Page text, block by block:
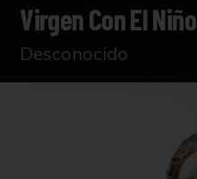
Virgen Con El Niño
Desconocido